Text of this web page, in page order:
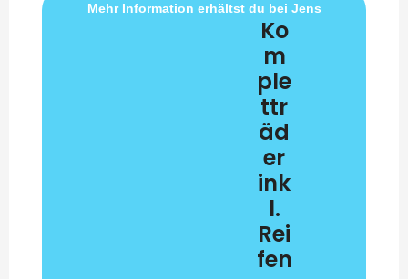
Mehr Information erhältst du bei Jens
Ko
m
ple
ttr
äd
er
ink
l.
Rei
fen